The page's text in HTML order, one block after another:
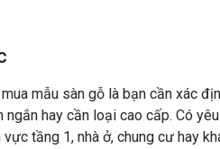
mẫu sàn gỗ là bạn cần xác
hay cần loại cao cấp. Có
tầng 1, nhà ở, chung cư hay